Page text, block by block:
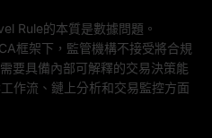
Rule的本質是數據問題。
框架下，監管機構不接受將合規
要具備內部可解釋的交易決策能
作流、鏈上分析和交易監控方面